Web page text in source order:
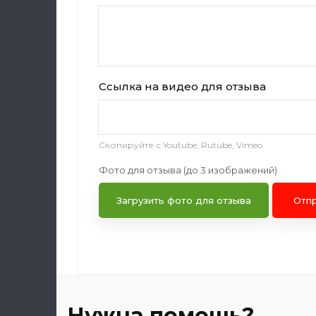
Ссылка на видео для отзыва
Скопируйте с Youtube, Rutube, Vimeo
Фото для отзыва (до 3 изображений)
Загрузить фото для отзыва